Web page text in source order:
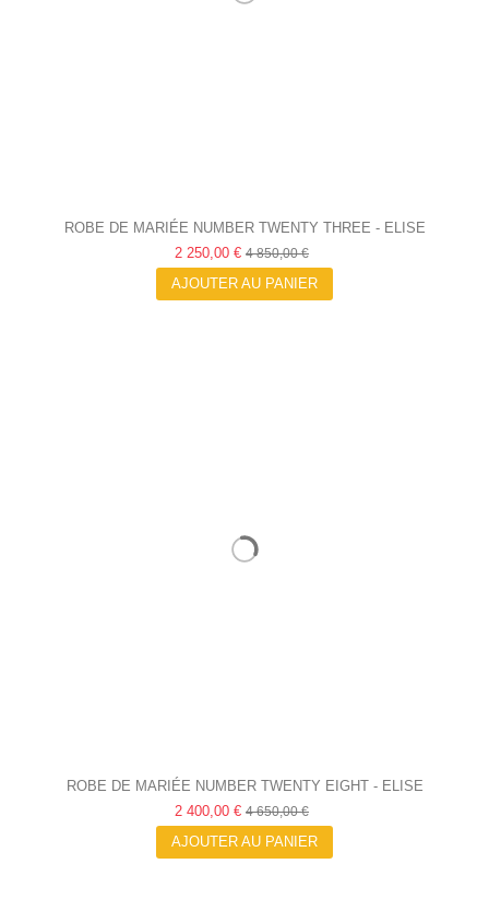
ROBE DE MARIÉE NUMBER TWENTY THREE - ELISE
MARTIMORT
2 250,00 € 4 850,00 €
AJOUTER AU PANIER
ROBE DE MARIÉE NUMBER TWENTY EIGHT - ELISE
MARTIMORT
2 400,00 € 4 650,00 €
AJOUTER AU PANIER